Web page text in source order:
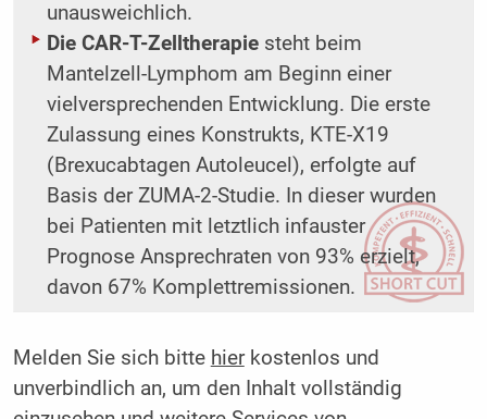
unausweichlich.
Die CAR-T-Zelltherapiesteht beim
Mantelzell-Lymphom am Beginn einer
vielversprechenden Entwicklung. Die erste
Zulassung eines Konstrukts, KTE-X19
(Brexucabtagen Autoleucel), erfolgte auf
Basis der ZUMA-2-Studie. In dieser wurden
bei Patienten mit letztlich infauster
Prognose Ansprechraten von 93% erzielt,
davon 67% Komplettremissionen.
Melden Sie sich bitte hierkostenlos und
unverbindlich an, um den Inhalt vollständig